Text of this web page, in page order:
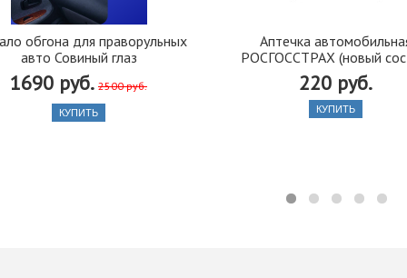
обгона для праворульных
авто Совиный глаз
1690 руб. 2500 руб.
КУПИТЬ
Аптечка
РОСГОССТРАХ (новый
220 руб.
КУПИТЬ